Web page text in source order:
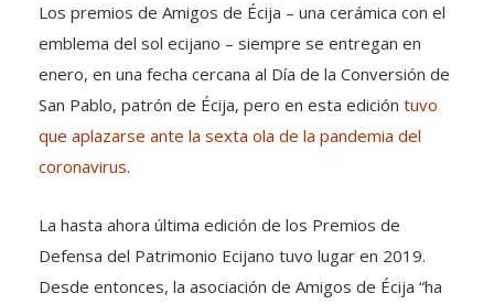
Los premios de Amigos de Écija – una cerámica con el
emblema del sol ecijano – siempre se entregan en
enero, en una fecha cercana al Día de la Conversión de
San Pablo, patrón de Écija, pero en esta edición tuvo
que aplazarse ante la sexta ola de la pandemia del
coronavirus.
La hasta ahora última edición de los Premios de
Defensa del Patrimonio Ecijano tuvo lugar en 2019.
Desde entonces, la asociación de Amigos de Écija “ha